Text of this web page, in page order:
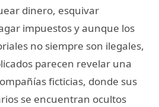
dinero, esquivar
impuestos y aunque los
no siempre son ilegales,
parecen revelar una
ficticias, donde sus
se encuentran ocultos